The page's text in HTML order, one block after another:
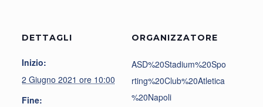
DETTAGLI
Inizio:
2 Giugno 2021 ore 10:00
Fine:
ORGANIZZATORE
ASD%20Stadium%20Spo
rting%20Club%20Atletica
%20Napoli